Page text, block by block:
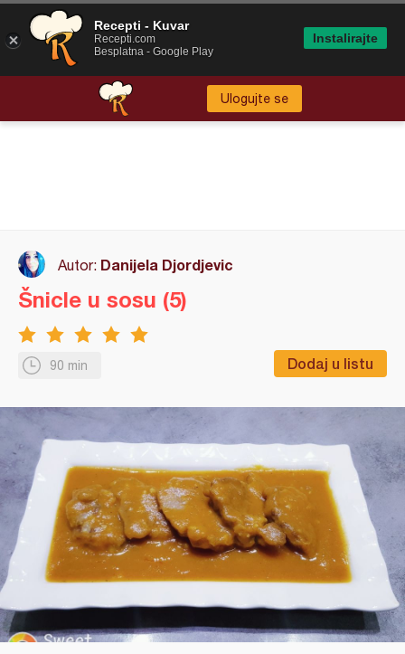
Ulogujte se
Autor: Danijela Djordjevic
90 min Dodaj u listu
Šnicle u sosu (5)
Recepti - Kuvar
Recepti.com
Besplatna - Google Play
Instalirajte